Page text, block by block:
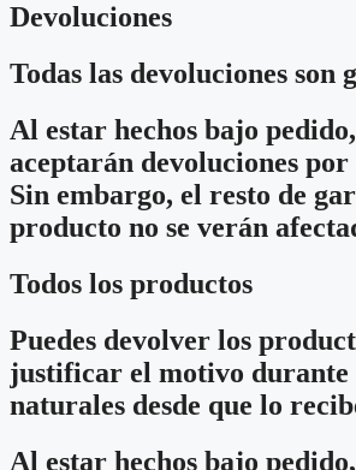
Devoluciones
Todas las devoluciones son
Al estar hechos bajo
aceptarán devoluciones
Sin embargo, el resto de
producto no se verán
Todos los productos
Puedes devolver los
justificar el motivo durante
naturales desde que lo
Al estar hechos bajo